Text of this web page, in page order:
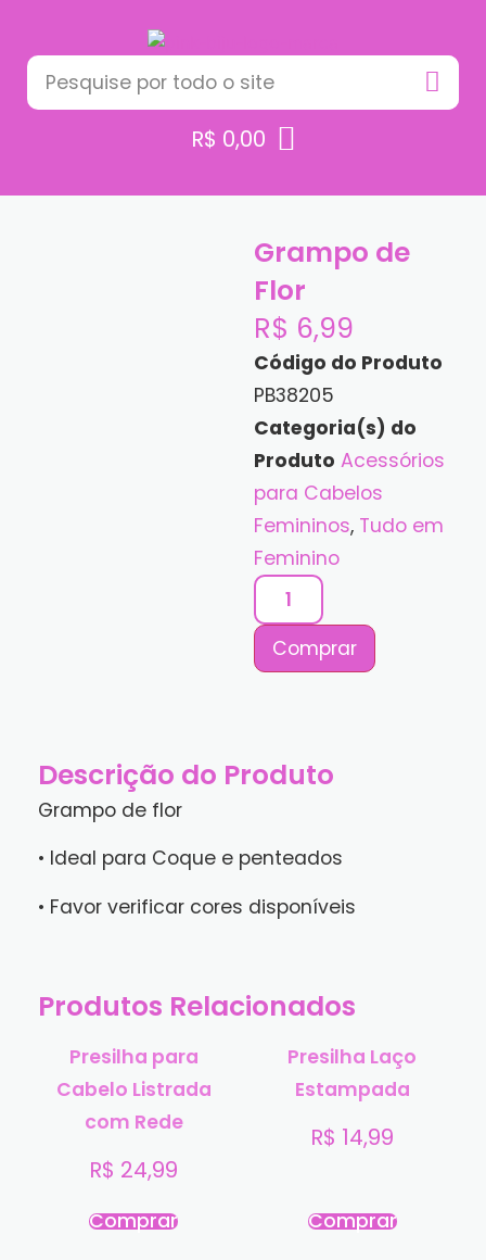
R$ 0,00
Grampo de
Flor
R$ 6,99
Código do Produto
PB38205
Categoria(s) do
Produto Acessórios
para Cabelos
Femininos, Tudo em
Feminino
Comprar
Descrição do Produto
Grampo de flor
• Ideal para Coque e penteados
• Favor verificar cores disponíveis
Produtos Relacionados
Presilha para
Cabelo Listrada
com Rede
R$ 24,99
Comprar
Presilha Laço
Estampada
R$ 14,99
Comprar